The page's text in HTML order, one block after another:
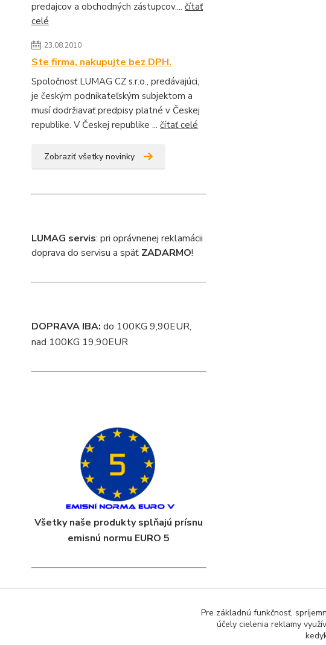
predajcov a obchodných zástupcov.... čítať
celé
23.08.2010
Ste firma, nakupujte bez DPH.
Spoločnosť LUMAG CZ s.r.o., predávajúci,
je českým podnikateľským subjektom a
musí dodržiavať predpisy platné v Českej
republike. V Českej republike ... čítať celé
Zobraziť všetky novinky
LUMAG servis: pri oprávnenej reklamácii
doprava do servisu a späť ZADARMO!
DOPRAVA IBA: do 100KG 9,90EUR,
nad 100KG 19,90EUR
Všetky naše produkty splňajú prísnu
emisnú normu EURO 5
Pre základnú funkčnosť,
účely cielenia reklamy